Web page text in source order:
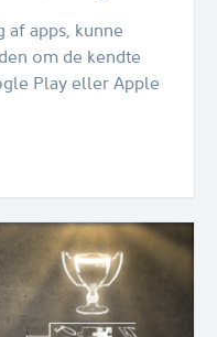
af apps, kunne
om de kendte
Play eller Apple